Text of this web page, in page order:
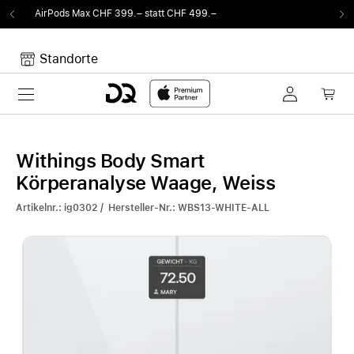
499.– Von Sound auf Fun. DQ Radio by
Standorte
Toggle navigation
Withings Body Smart
Körperanalyse Waage, Weiss
Artikelnr.: ig0302 / Hersteller-Nr.: WBS13-WHITE-ALL